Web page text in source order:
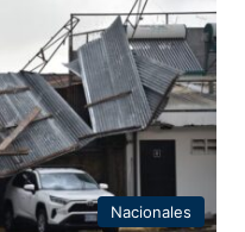
Nacionales